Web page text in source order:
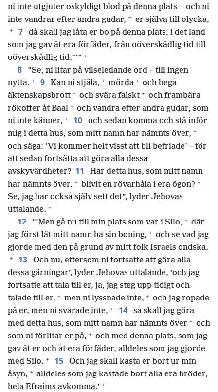
ni inte utgjuter oskyldigt blod på denna plats + och ni
inte vandrar efter andra gudar, * er själva till olycka,
+ 7
då skall jag låta er bo på denna plats, i det land
som jag gav åt era förfäder, från oöverskådlig tid till
oöverskådlig tid.”’” +
8
”Se, ni litar på vilseledande ord – till ingen
nytta. + 9 Kan ni stjäla, + mörda + och begå
äktenskapsbrott + och svära falskt + och frambära
rökoffer åt Baal + och vandra efter andra gudar, som
ni inte känner, + 10
och sedan komma och stå inför
mig i detta hus, som mitt namn har nämnts över, +
och säga: ’Vi kommer helt visst att bli befriade’ – för
att sedan fortsätta att göra alla dessa
avskyvärdheter? 11
Har detta hus, som mitt namn
har nämnts över, + blivit en rövarhåla i era ögon? +
Se, jag har också själv sett det”, lyder Jehovas
uttalande. +
12 ”’Men gå nu till min plats som var i Silo, + där
jag först lät mitt namn ha sin boning, + och se vad jag
gjorde med den på grund av mitt folk Israels ondska.
+ 13
Och nu, eftersom ni fortsatte att göra alla
dessa gärningar’, lyder Jehovas uttalande, ’och jag
fortsatte att tala till er, ja, jag steg upp tidigt och
talade till er, + men ni lyssnade inte, + och jag ropade
på er, men ni svarade inte, + 14
så skall jag göra
med detta hus, som mitt namn har nämnts över + och
som ni förlitar er på, + och med denna plats, som jag
gav åt er och åt era förfäder, alldeles som jag gjorde
med Silo. + 15
Och jag skall kasta er bort ur min
åsyn, + alldeles som jag kastade bort alla era bröder,
hela Efraims avkomma.’ +